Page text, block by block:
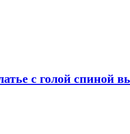
с голой спиной